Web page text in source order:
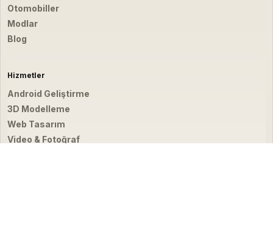
Otomobiller
Modlar
Blog
Hizmetler
Android Geliştirme
3D Modelleme
Web Tasarım
Video & Fotoğraf